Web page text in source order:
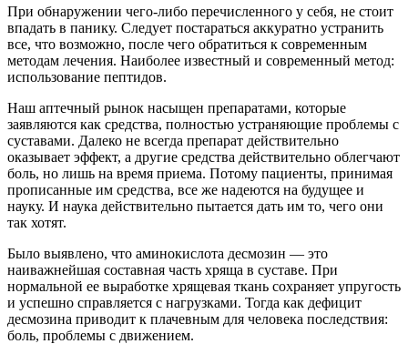
При обнаружении чего-либо перечисленного у себя, не стоит
впадать в панику. Следует постараться аккуратно устранить
все, что возможно, после чего обратиться к современным
методам лечения. Наиболее известный и современный метод:
использование пептидов.
Наш аптечный рынок насыщен препаратами, которые
заявляются как средства, полностью устраняющие проблемы с
суставами. Далеко не всегда препарат действительно
оказывает эффект, а другие средства действительно облегчают
боль, но лишь на время приема. Потому пациенты, принимая
прописанные им средства, все же надеются на будущее и
науку. И наука действительно пытается дать им то, чего они
так хотят.
Было выявлено, что аминокислота десмозин — это
наиважнейшая составная часть хряща в суставе. При
нормальной ее выработке хрящевая ткань сохраняет упругость
и успешно справляется с нагрузками. Тогда как дефицит
десмозина приводит к плачевным для человека последствия:
боль, проблемы с движением.